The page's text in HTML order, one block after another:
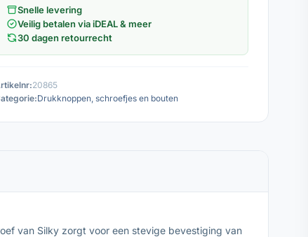
Snelle levering
Veilig betalen via iDEAL & meer
30 dagen retourrecht
20865
Drukknoppen, schroefjes en bouten
van Silky zorgt voor een stevige bevestiging van